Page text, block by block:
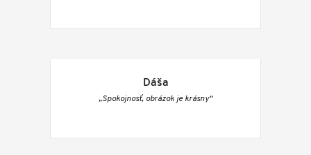
Dáša
„Spokojnosť, obrázok je krásny“